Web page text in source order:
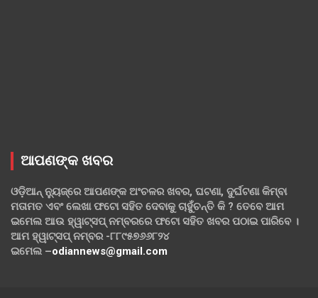
ଆପଣଙ୍କ ଖବର
ଓଡ଼ିଆନ୍ ନ୍ୟୁଜ୍‌ରେ ଆପଣଙ୍କ ଅଂଚଳର ଖବର, ଘଟଣା, ଦୁର୍ଘଟଣା କିମ୍ବା
ମତାମତ ଏବଂ ଲେଖା ଫଟୋ ସହିତ ଦେବାକୁ ଚାହୁଁଚନ୍ତି କି ? ତେବେ ଆମ
ଇମେଲ ଆଉ ହ୍ୱାଟ୍‌ସପ୍ ନମ୍ବରରେ ଫଟୋ ସହିତ ଖବର ପଠାଇ ପାରିବେ ।
ଆମ ହ୍ୱାଟ୍‌ସପ୍ ନମ୍ବର -୮୮୯୫୭୬୬୮୨୪
ଇମେଲ –odiannews@gmail.com